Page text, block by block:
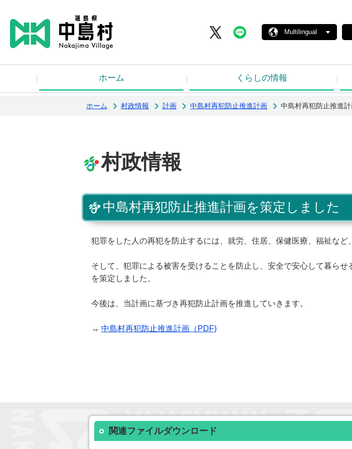
Multilingual
ホーム くらしの情報
ホーム 村政情報 計画 中島村再犯防止推進計画 中島村再犯防止推進
村政情報
中島村再犯防止推進計画を策定しました
犯罪をした人の再犯を防止するには、就労、住居、保健医療、福祉など
そして、犯罪による被害を受けることを防止し、安全で安心して暮ら
を策定しました。
今後は、当計画に基づき再犯防止計画を推進していきます。
→ 中島村再犯防止推進計画（PDF)
関連ファイルダウンロード